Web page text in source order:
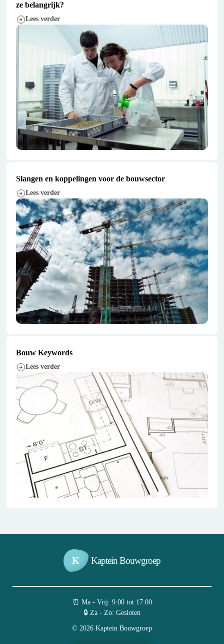
ze belangrijk?
Lees verder
Slangen en koppelingen voor de bouwsector
Lees verder
Bouw Keywords
Lees verder
K Kaptein Bouwgroep
⏰︎ Ma - Vrij: 9:00 tot 17:00
🔒︎ Za - Zo: Gesloten
© 2026 Kaptein Bouwgroep